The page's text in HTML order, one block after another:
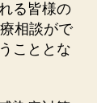
る皆様の
相談がで
こととな